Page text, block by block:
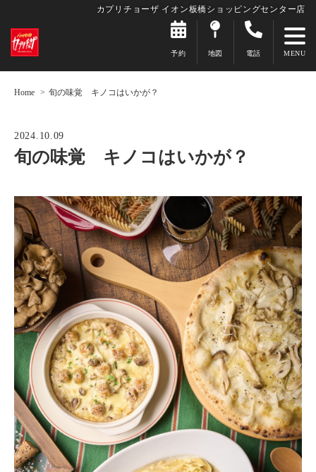
カプリチョーザ イオン板橋ショッピングセンター店
予約 地図 電話
Home 旬の味覚 キノコはいかが？
2024.10.09
旬の味覚 キノコはいかが？